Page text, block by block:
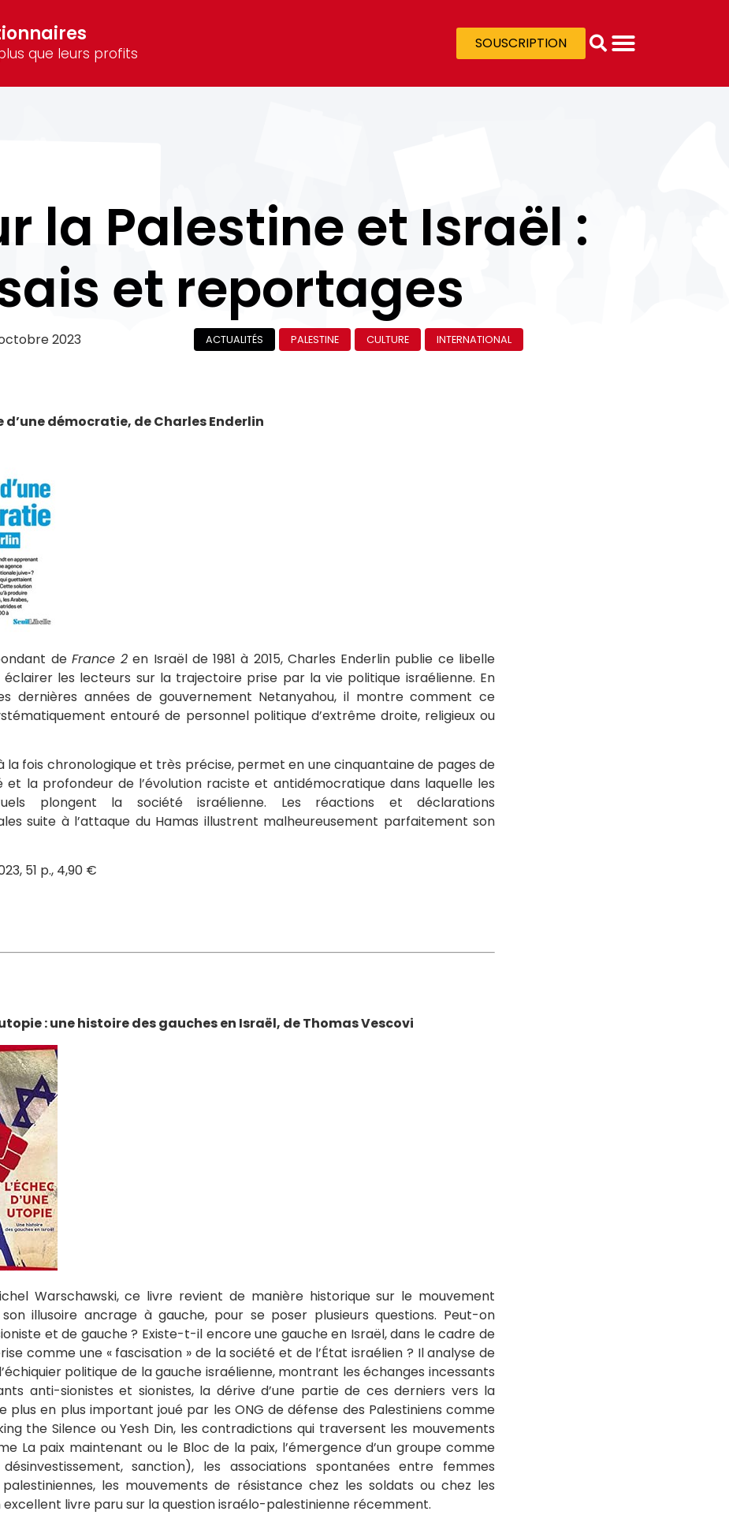
que leurs profits
SOUSCRIPTION
la Palestine et Israël :
et reportages
2023 ACTUALITÉS PALESTINE CULTURE INTERNATIONAL
d’une démocratie, de Charles Enderlin
de France 2 en Israël de 1981 à 2015, Charles Enderlin publie ce libelle
les lecteurs sur la trajectoire prise par la vie politique israélienne. En
dernières années de gouvernement Netanyahou, il montre comment ce
entouré de personnel politique d’extrême droite, religieux ou
la fois chronologique et très précise, permet en une cinquantaine de pages de
et la profondeur de l’évolution raciste et antidémocratique dans laquelle les
plongent la société israélienne. Les réactions et déclarations
suite à l’attaque du Hamas illustrent malheureusement parfaitement son
51 p., 4,90 €
utopie : une histoire des gauches en Israël, de Thomas Vescovi
Warschawski, ce livre revient de manière historique sur le mouvement
illusoire ancrage à gauche, pour se poser plusieurs questions. Peut-on
et de gauche ? Existe-t-il encore une gauche en Israël, dans le cadre de
comme une « fascisation » de la société et de l’État israélien ? Il analyse de
politique de la gauche israélienne, montrant les échanges incessants
anti-sionistes et sionistes, la dérive d’une partie de ces derniers vers la
plus en plus important joué par les ONG de défense des Palestiniens comme
the Silence ou Yesh Din, les contradictions qui traversent les mouvements
La paix maintenant ou le Bloc de la paix, l’émergence d’un groupe comme
sanction), les associations spontanées entre femmes
les mouvements de résistance chez les soldats ou chez les
excellent livre paru sur la question israélo-palestinienne récemment.